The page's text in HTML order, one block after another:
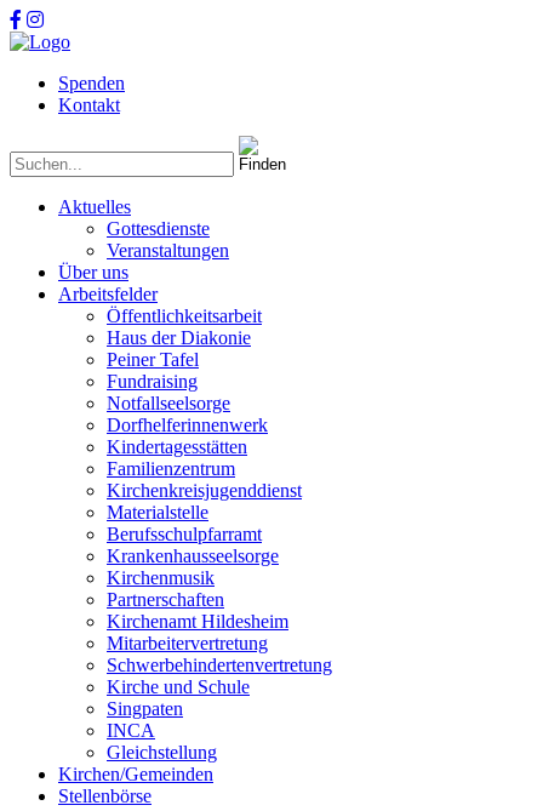
Spenden
Kontakt
Aktuelles
Gottesdienste
Veranstaltungen
Über uns
Arbeitsfelder
Öffentlichkeitsarbeit
Haus der Diakonie
Peiner Tafel
Fundraising
Notfallseelsorge
Dorfhelferinnenwerk
Kindertagesstätten
Familienzentrum
Kirchenkreisjugenddienst
Materialstelle
Berufsschulpfarramt
Krankenhausseelsorge
Kirchenmusik
Partnerschaften
Kirchenamt Hildesheim
Mitarbeitervertretung
Schwerbehindertenvertretung
Kirche und Schule
Singpaten
INCA
Gleichstellung
Kirchen/Gemeinden
Stellenbörse